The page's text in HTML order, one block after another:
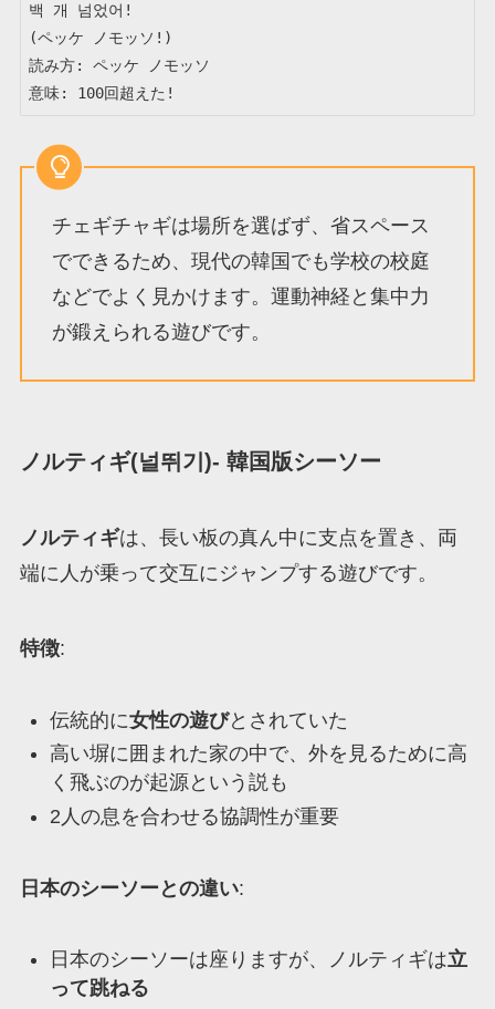
백 개 넘었어!
(ペッケ ノモッソ!)
読み方: ペッケ ノモッソ
意味: 100回超えた!
チェギチャギは場所を選ばず、省スペース
でできるため、現代の韓国でも学校の校庭
などでよく見かけます。運動神経と集中力
が鍛えられる遊びです。
ノルティギ(널뛰기)- 韓国版シーソー
ノルティギは、長い板の真ん中に支点を置き、両
端に人が乗って交互にジャンプする遊びです。
特徴:
伝統的に女性の遊びとされていた
高い塀に囲まれた家の中で、外を見るために高
く飛ぶのが起源という説も
2人の息を合わせる協調性が重要
日本のシーソーとの違い:
日本のシーソーは座りますが、ノルティギは立
って跳ねる